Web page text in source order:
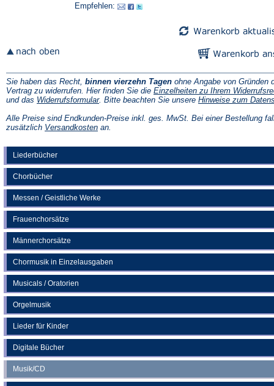
Liederbücher
Chorbücher
Messen / Geistliche Werke
Frauenchorsätze
Männerchorsätze
Chormusik in Einzelausgaben
Musicals / Oratorien
Orgelmusik
Lieder für Kinder
Digitale Bücher
Musik/CD
Empfehlen:
Sie haben das Recht, binnen vierzehn Tagen ohne Angabe von Gründen
Vertrag zu widerrufen. Hier finden Sie die Einzelheiten zu Ihrem
und das Widerrufsformular(Öffnet
einem
neuen
. Bitte beachten Sie unsere Hinweise zum
Alle Preise sind Endkunden-Preise inkl. ges. MwSt. Bei einer Bestellung
zusätzlich Versandkosten(Öffnet
an.